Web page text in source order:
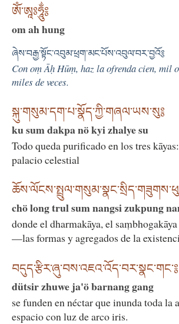
ཨོཾ་ཨཱཿཧཱུྂ༔
om ah hung
ཞེས་བརྒྱ་སྟོང་འབུམ་ཕྲག་མང་པོས་འབུལ་བར་བྱའོ༔
Con oṃ Āḥ Hūṃ, haz la ofrenda cien, mil
miles de veces.
སྐུ་གསུམ་དག་པ་སྣོད་ཀྱི་གཞལ་ཡས་སུ༔
ku sum dakpa nö kyi zhalye su
Todo queda purificado en los tres
palacio celestial
chö long trul sum nangsi zukpung
donde el dharmakāya, el
—las formas y agregados de la
བདུད་རྩིར་ཞུ་བས་འཇའ་འོད་བར་སྣང་གང༌༔
dütsir zhuwe ja'ö barnang gang
se funden en néctar que inunda toda la
espacio con luz de arco iris.